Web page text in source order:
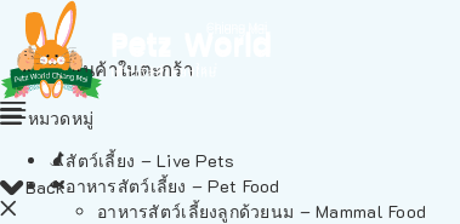
ไม่มีสินค้าในตะกร้า
Back
หมวดหมู่
สัตว์เลี้ยง – Live Pets
อาหารสัตว์เลี้ยง – Pet Food
อาหารสัตว์เลี้ยงลูกด้วยนม – Mammal Food